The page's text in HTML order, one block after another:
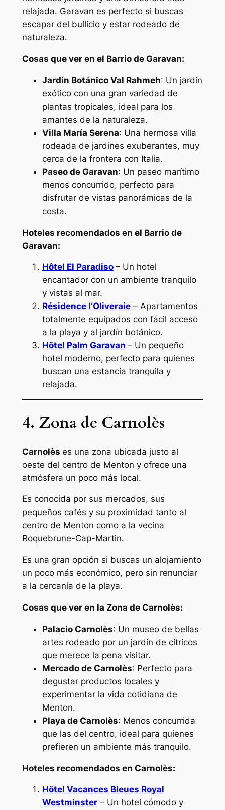
relajada. Garavan es perfecto si buscas
escapar del bullicio y estar rodeado de
naturaleza.
Cosas que ver en el Barrio de Garavan:
Jardín Botánico Val Rahmeh: Un jardín
exótico con una gran variedad de
plantas tropicales, ideal para los
amantes de la naturaleza.
Villa María Serena: Una hermosa villa
rodeada de jardines exuberantes, muy
cerca de la frontera con Italia.
Paseo de Garavan: Un paseo marítimo
menos concurrido, perfecto para
disfrutar de vistas panorámicas de la
costa.
Hoteles recomendados en el Barrio de
Garavan:
Hôtel El Paradiso – Un hotel
encantador con un ambiente tranquilo
y vistas al mar.
Résidence l’Oliveraie– Apartamentos
totalmente equipados con fácil acceso
a la playa y al jardín botánico.
Hôtel Palm Garavan – Un pequeño
hotel moderno, perfecto para quienes
buscan una estancia tranquila y
relajada.
4. Zona de Carnolès
Carnolès es una zona ubicada justo al
oeste del centro de Menton y ofrece una
atmósfera un poco más local.
Es conocida por sus mercados, sus
pequeños cafés y su proximidad tanto al
centro de Menton como a la vecina
Roquebrune-Cap-Martin.
Es una gran opción si buscas un alojamiento
un poco más económico, pero sin renunciar
a la cercanía de la playa.
Cosas que ver en la Zona de Carnolès:
Palacio Carnolès: Un museo de bellas
artes rodeado por un jardín de cítricos
que merece la pena visitar.
Mercado de Carnolès: Perfecto para
degustar productos locales y
experimentar la vida cotidiana de
Menton.
Playa de Carnolès: Menos concurrida
que las del centro, ideal para quienes
prefieren un ambiente más tranquilo.
Hoteles recomendados en Carnolès:
Hôtel Vacances Bleues Royal
Westminster– Un hotel cómodo y